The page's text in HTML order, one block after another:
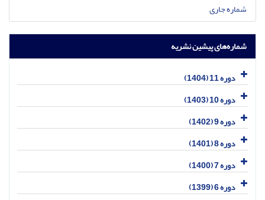
شماره جاری
شماره‌های پیشین نشریه
دوره 11 (1404)
دوره 10 (1403)
دوره 9 (1402)
دوره 8 (1401)
دوره 7 (1400)
دوره 6 (1399)